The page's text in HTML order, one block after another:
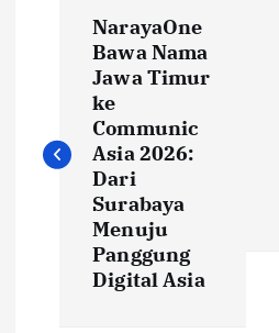
t
NarayaOne
Bawa Nama
Jawa Timur
ke
Communic
Asia 2026:
Dari
Surabaya
Menuju
Panggung
Digital Asia